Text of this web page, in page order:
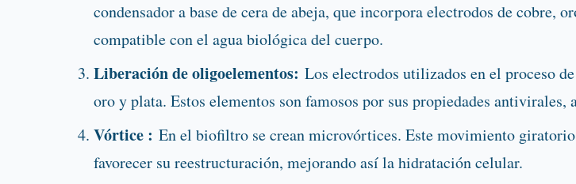
condensador a base de cera de abeja, que incorpora electrodos de cobre,
compatible con el agua biológica del cuerpo.
Liberación de oligoelementos: Los electrodos utilizados en el proceso
oro y plata. Estos elementos son famosos por sus propiedades
Vórtice : En el biofiltro se crean microvórtices. Este movimiento
favorecer su reestructuración, mejorando así la hidratación celular.